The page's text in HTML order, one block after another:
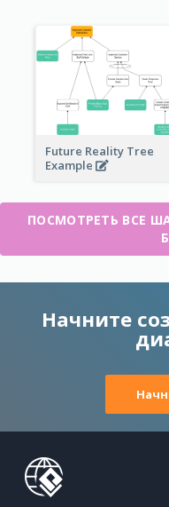
Future Reality Tree
Example
ПОСМОТРЕТЬ ВСЕ
Начните